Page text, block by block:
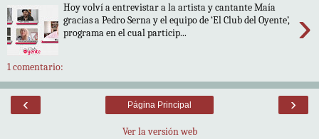
›
Hoy volví a entrevistar a la artista y cantante Maía
gracias a Pedro Serna y el equipo de ‘El Club del Oyente’,
programa en el cual particip...
1 comentario:
‹ ›
Página Principal
Ver la versión web